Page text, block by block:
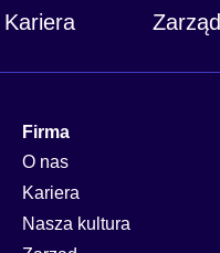
Kariera Zarząd
Firma
O nas
Kariera
Nasza kultura